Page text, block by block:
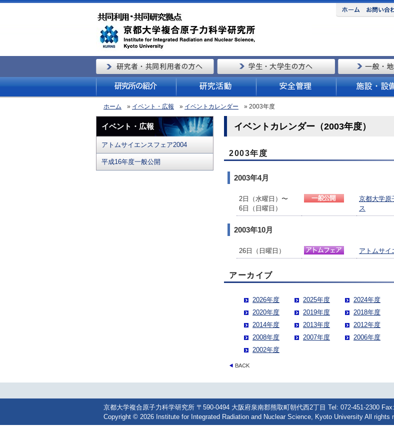
ホーム » イベント・広報 » イベントカレンダー » 2003年度
イベント・広報
アトムサイエンスフェア2004
平成16年度一般公開
イベントカレンダー（2003年度）
2003年度
2003年4月
2日（水曜日）〜
6日（日曜日）
京都大学原
ス
2003年10月
26日（日曜日） アトムサイ
アーカイブ
2026年度 2025年度 2024年度
2020年度
2019年度 2018年度
2014年度
2013年度 2012年度
2008年度
2007年度 2006年度
2002年度
京都大学複合原子力科学研究所 〒590-0494 大阪府泉南郡熊取町朝代西2丁目 Tel: 072-451-2300
Copyright © 2026 Institute for Integrated Radiation and Nuclear Science, Kyoto University All rights